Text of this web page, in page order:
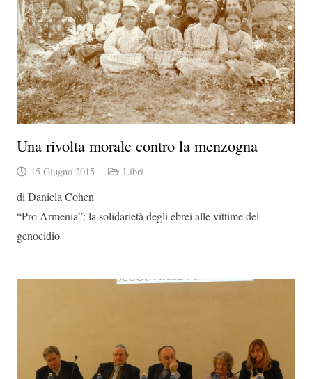
Una rivolta morale contro la menzogna
15 Giugno 2015 Libri
di Daniela Cohen
“Pro Armenia”: la solidarietà degli ebrei alle vittime del
genocidio